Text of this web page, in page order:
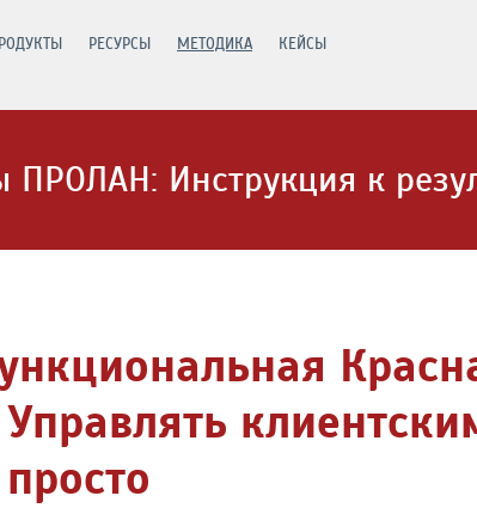
РЕСУРСЫ МЕТОДИКА КЕЙСЫ
Инструкция к